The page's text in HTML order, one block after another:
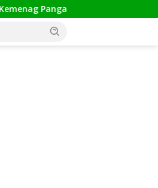
Pangandaran Apresiasi Rakor